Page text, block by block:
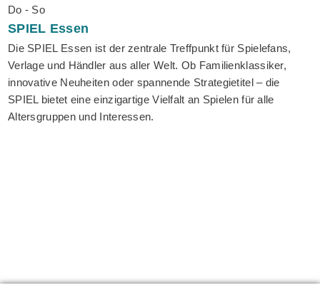
Do - So
SPIEL Essen
Die SPIEL Essen ist der zentrale Treffpunkt für Spielefans,
Verlage und Händler aus aller Welt. Ob Familienklassiker,
innovative Neuheiten oder spannende Strategietitel – die
SPIEL bietet eine einzigartige Vielfalt an Spielen für alle
Altersgruppen und Interessen.